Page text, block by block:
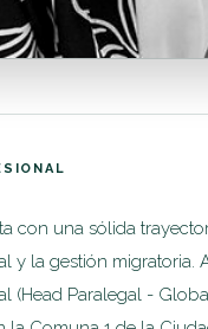
con una sólida
y la gestión migratoria.
(Head Paralegal -